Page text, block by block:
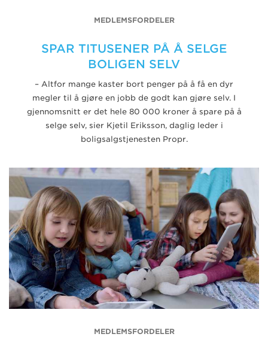
MEDLEMSFORDELER
SPAR TITUSENER PÅ Å SELGE
BOLIGEN SELV
– Altfor mange kaster bort penger på å få en dyr
megler til å gjøre en jobb de godt kan gjøre selv. I
gjennomsnitt er det hele 80 000 kroner å spare på å
selge selv, sier Kjetil Eriksson, daglig leder i
boligsalgstjenesten Propr.
MEDLEMSFORDELER